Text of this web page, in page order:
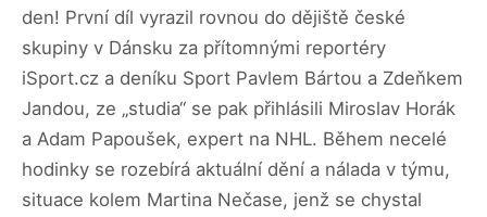
den! První díl vyrazil rovnou do dějiště české
skupiny v Dánsku za přítomnými reportéry
iSport.cz a deníku Sport Pavlem Bártou a Zdeňkem
Jandou, ze „studia“ se pak přihlásili Miroslav Horák
a Adam Papoušek, expert na NHL. Během necelé
hodinky se rozebírá aktuální dění a nálada v týmu,
situace kolem Martina Nečase, jenž se chystal